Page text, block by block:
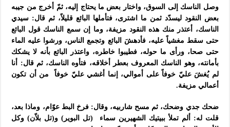
وصل الناسك إلى السوق، واختار بعض ما يحتاج إليه، ثمّ أخرج من جيبه
بعض النقود ليسدّد ثمن ما اشترى، فتأملها البائع قليلاً، ثم قال: سيدي
الناسك، أعتذر منك هذه النقود مزيفة، وما إن سمع الناسك قول البائع
حتى سقط مغشياً عليه، فأدهشَ البائع وتجمع الناس، ورشوا عليه الماء
حتى صحا، ورأى ما حوله، فطيبوا خاطره، واعتذر البائع بأنه لا يشكك
بأمانته، وهو الناسك المعروف بعطر أخلاقه، فتأوه الناسك، ثم قال: أنا
لم يُغشَ عليّ خوفاً على أموالي، إنما أغشي عليّ خوفاً من أن تكون
أعمالي مزيفة.
ضحك جدي وضحك، ثم مسح شاربيه، وقال: فرخ البط عوّام، وماذا بعد،
قلت له: ألم تملأ ببيتيك الشهيرين سماء (تل البوير) و(تل بلاّن) وكل